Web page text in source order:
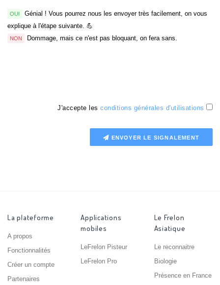
OUI
Génial ! Vous pourrez nous les envoyer très facilement, on vous
explique à l'étape suivante. 💪
NON Dommage, mais ce n'est pas bloquant, on fera sans.
J'accepte les conditions générales d'utilisations
ENVOYER LE SIGNALEMENT
La plateforme
A propos
Fonctionnalités
Créer un compte
Partenaires
Applications
mobiles
LeFrelon Pisteur
LeFrelon Pro
Le Frelon
Asiatique
Le reconnaitre
Biologie
Présence en France